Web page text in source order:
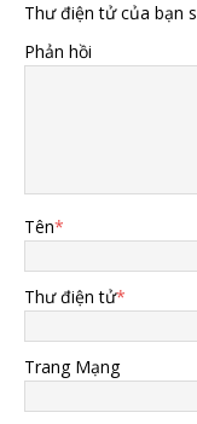
Thư điện tử của bạn
Phản hồi
Tên*
Thư điện tử*
Trang Mạng